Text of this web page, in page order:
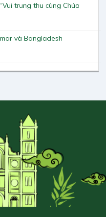
trung thu cùng Chúa
và Bangladesh